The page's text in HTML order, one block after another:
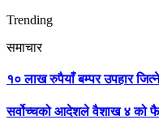
Trending
समाचार
१० लाख रुपैयाँ बम्पर उपहार
सर्वोच्चको आदेशले वैशाख ४ को